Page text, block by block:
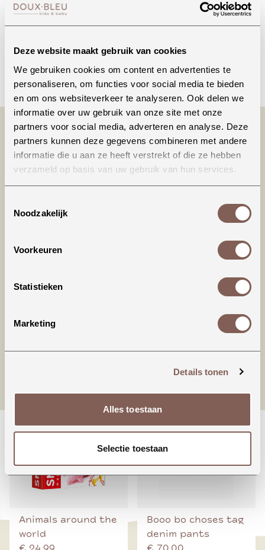
Deze website maakt gebruik van cookies
We gebruiken cookies om content en advertenties te
personaliseren, om functies voor social media te bieden
en om ons websiteverkeer te analyseren. Ook delen we
informatie over uw gebruik van onze site met onze
partners voor social media, adverteren en analyse. Deze
partners kunnen deze gegevens combineren met andere
informatie die u aan ze heeft verstrekt of die ze hebben
verzameld op basis van uw gebruik van hun services.
Noodzakelijk
Voorkeuren
Statistieken
Marketing
Details tonen
Alles toestaan
Selectie toestaan
Bellen
Een wit t-shirt met print is niet te missen in jou
outfit af!
Het model is 165 cm lang en draagt maat s
nieuw binnen
Animals around the
world
Booo bo choses tag
denim pants